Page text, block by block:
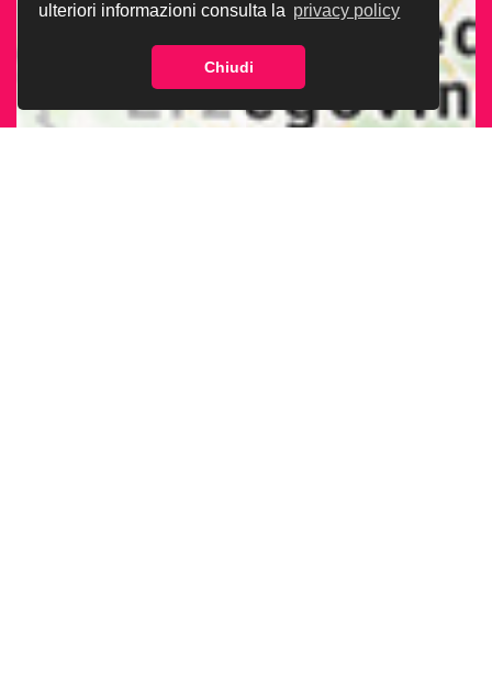
ulteriori informazioni consulta la privacy policy
Chiudi